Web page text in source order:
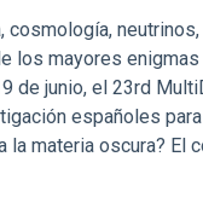
los mayores
de junio, el 23rd
españoles
materia oscura? El